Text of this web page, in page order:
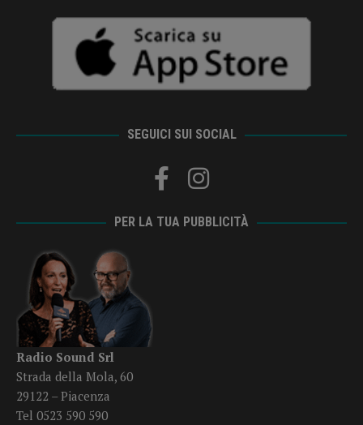
SEGUICI SUI SOCIAL
PER LA TUA PUBBLICITÀ
Radio Sound Srl
Strada della Mola, 60
29122 – Piacenza
Tel 0523 590 590